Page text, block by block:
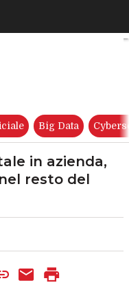
digitale in
Big Data
in azienda,
resto del